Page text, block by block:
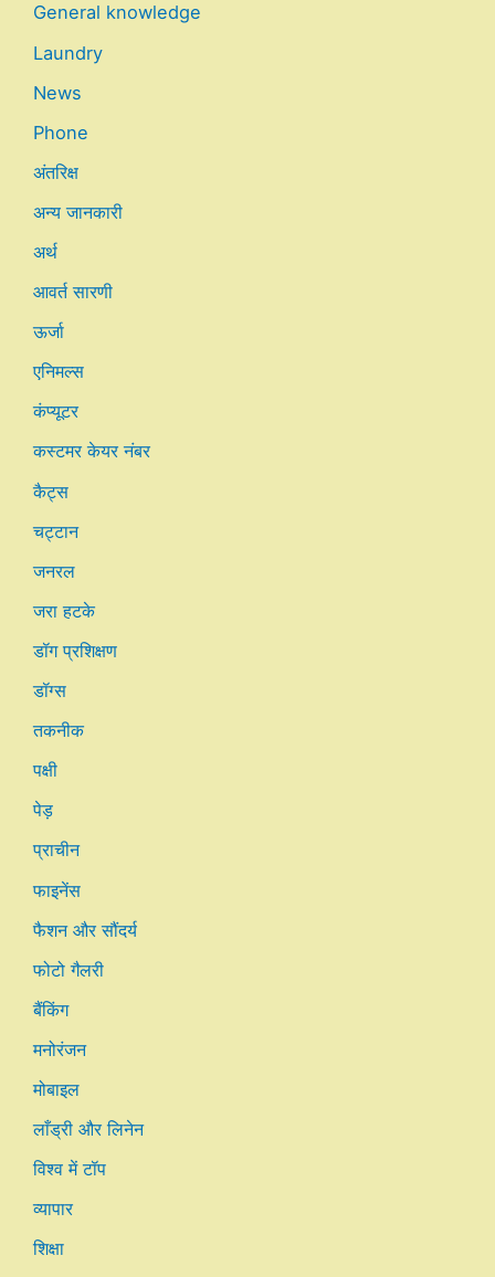
General knowledge
Laundry
News
Phone
अंतरिक्ष
अन्य जानकारी
अर्थ
आवर्त सारणी
ऊर्जा
एनिमल्स
कंप्यूटर
कस्टमर केयर नंबर
कैट्स
चट्टान
जनरल
जरा हटके
डॉग प्रशिक्षण
डॉग्स
तकनीक
पक्षी
पेड़
प्राचीन
फाइनेंस
फैशन और सौंदर्य
फोटो गैलरी
बैंकिंग
मनोरंजन
मोबाइल
लाँड्री और लिनेन
विश्व में टॉप
व्यापार
शिक्षा